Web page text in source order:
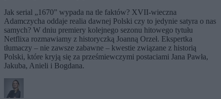
Jak serial „1670” wypada na tle faktów? XVII-wieczna
Adamczycha oddaje realia dawnej Polski czy to jedynie satyra o nas
samych? W dniu premiery kolejnego sezonu hitowego tytułu
Netflixa rozmawiamy z historyczką Joanną Orzeł. Ekspertka
tłumaczy – nie zawsze zabawne – kwestie związane z historią
Polski, które kryją się za prześmiewczymi postaciami Jana Pawła,
Jakuba, Anieli i Bogdana.